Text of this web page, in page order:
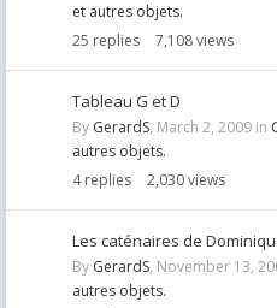
et autres objets.
25 replies 7,108views
Tableau G et D
By GerardS, March 2, 2009 in
autres objets.
4 replies 2,030views
Les caténaires de
By GerardS, November 13,
autres objets.